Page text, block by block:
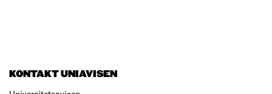
KONTAKT UNIAVISEN